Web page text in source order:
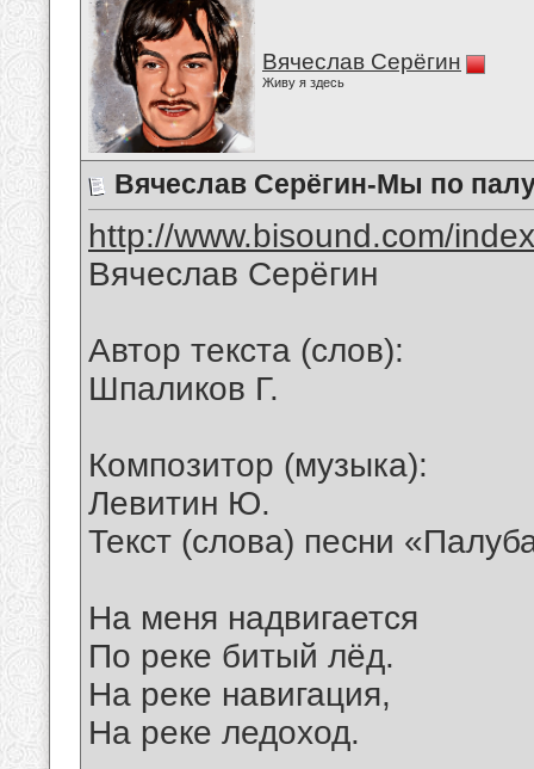
Вячеслав Серёгин
Живу я здесь
Вячеслав Серёгин-Мы по
http://www.bisound.com/
Вячеслав Серёгин
Автор текста (слов):
Шпаликов Г.
Композитор (музыка):
Левитин Ю.
Текст (слова) песни
На меня надвигается
По реке битый лёд.
На реке навигация,
На реке ледоход.